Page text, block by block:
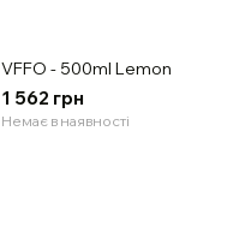
VFFO - 500ml Lemon
1 562 грн
Немає в наявності